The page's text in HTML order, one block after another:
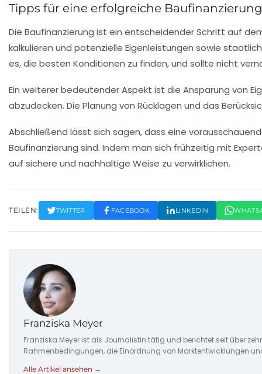
Tipps für eine erfolgreiche Baufinanzierung
Die Baufinanzierung ist ein entscheidender Schritt auf
kalkulieren und potenzielle Eigenleistungen sowie
es, die besten Konditionen zu finden, und sollte nicht
Ein weiterer bedeutender Aspekt ist die Ansparung von
abzudecken. Die Planung von Rücklagen und das
Abschließend lässt sich sagen, dass eine
Baufinanzierung sind. Indem man sich frühzeitig mit
auf sichere und nachhaltige Weise zu verwirklichen.
TEILEN: TWITTER FACEBOOK LINKEDIN
Franziska Meyer
Franziska Meyer ist als Journalistin tätig und berichtet seit über
Rahmenbedingungen, die Einordnung von Marktentwicklungen
Alle Artikel ansehen →